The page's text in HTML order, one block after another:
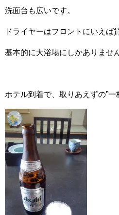
洗面台も広いです。
ドライヤーはフロントにいえば
基本的に大浴場にしかありません
ホテル到着で、取りあえずの”一